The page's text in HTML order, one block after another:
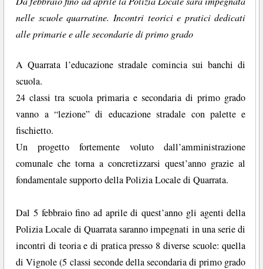
nelle scuole quarratine. Incontri teorici e pratici dedicati
alle primarie e alle secondarie di primo grado
A Quarrata l’educazione stradale comincia sui banchi di
scuola.
24 classi tra scuola primaria e secondaria di primo grado
vanno a “lezione” di educazione stradale con palette e
fischietto.
Un progetto fortemente voluto dall’amministrazione
comunale che torna a concretizzarsi quest’anno grazie al
fondamentale supporto della Polizia Locale di Quarrata.
Dal 5 febbraio fino ad aprile di quest’anno gli agenti della
Polizia Locale di Quarrata saranno impegnati in una serie di
incontri di teoria e di pratica presso 8 diverse scuole: quella
di Vignole (5 classi seconde della secondaria di primo grado